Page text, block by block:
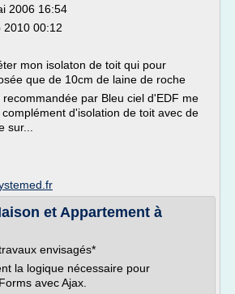
2006 16:54
2010 00:12
mon isolaton de toit qui pour
que de 10cm de laine de roche
par Bleu ciel d'EDF me
d'isolation de toit avec de
sur...
et Appartement à
envisagés*
la logique nécessaire pour
avec Ajax.